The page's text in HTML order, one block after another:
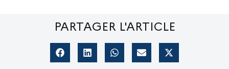
PARTAGER L'ARTICLE